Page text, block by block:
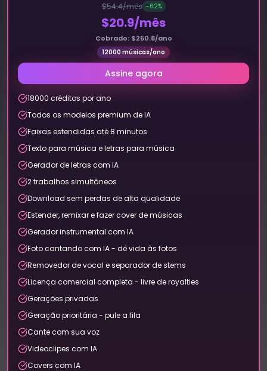
$54.4/mês -62%
$20.9/mês
Cobrado: $250.8/ano
12000 músicas/ano
Assine agora
18000 créditos por ano
Todos os modelos premium de IA
Faixas estendidas até 8 minutos
Texto para música e letras para música
Gerador de letras com IA
2 trabalhos simultâneos
Download sem perdas de alta qualidade
Estender, remixar e fazer cover de músicas
Gerador instrumental com IA
Foto cantando com IA - dê vida às fotos
Removedor de vocal e separador de stems
Licença comercial completa - livre de royalties
Gerações privadas
Geração prioritária - pule a fila
Cante com sua voz
Videoclipes com IA
Covers com IA